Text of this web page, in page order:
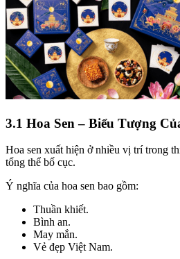
3.1 Hoa Sen – Biểu Tượng
Hoa sen xuất hiện ở nhiều vị trí trong
tổng thể bố cục.
Ý nghĩa của hoa sen bao gồm:
Thuần khiết.
Bình an.
May mắn.
Vẻ đẹp Việt Nam.